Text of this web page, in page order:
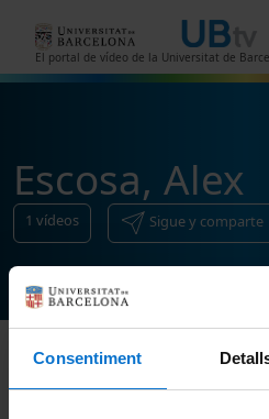
Consentiment
El portal de vídeo de la Universitat de
Escosa, Alex
1 vídeos Sigue y comparte
Ordenar